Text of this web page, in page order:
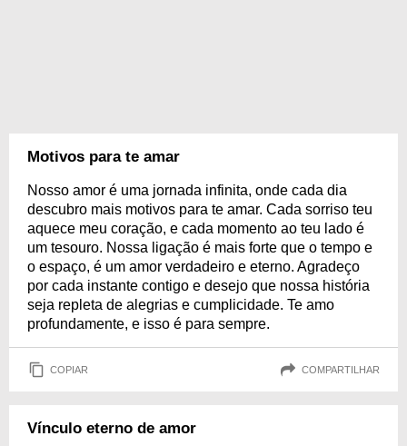
Motivos para te amar
Nosso amor é uma jornada infinita, onde cada dia
descubro mais motivos para te amar. Cada sorriso teu
aquece meu coração, e cada momento ao teu lado é
um tesouro. Nossa ligação é mais forte que o tempo e
o espaço, é um amor verdadeiro e eterno. Agradeço
por cada instante contigo e desejo que nossa história
seja repleta de alegrias e cumplicidade. Te amo
profundamente, e isso é para sempre.
COPIAR COMPARTILHAR
Vínculo eterno de amor